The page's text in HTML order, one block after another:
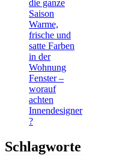
die ganze
Saison
Warme,
frische und
satte Farben
in der
Wohnung
Fenster –
worauf
achten
Innendesigner
?
Schlagworte